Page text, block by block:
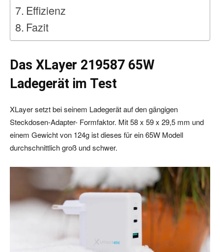
Effizienz
Fazit
Das XLayer 219587 65W
Ladegerät im Test
XLayer setzt bei seinem Ladegerät auf den gängigen
Steckdosen-Adapter- Formfaktor. Mit 58 x 59 x 29,5 mm und
einem Gewicht von 124g ist dieses für ein 65W Modell
durchschnittlich groß und schwer.